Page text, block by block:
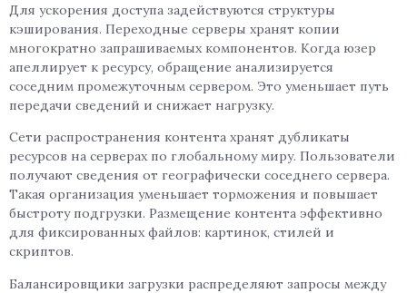
Для ускорения доступа задействуются структуры
кэширования. Переходные серверы хранят копии
многократно запрашиваемых компонентов. Когда юзер
апеллирует к ресурсу, обращение анализируется
соседним промежуточным сервером. Это уменьшает путь
передачи сведений и снижает нагрузку.
Сети распространения контента хранят дубликаты
ресурсов на серверах по глобальному миру. Пользователи
получают сведения от географически соседнего сервера.
Такая организация уменьшает торможения и повышает
быстроту подгрузки. Размещение контента эффективно
для фиксированных файлов: картинок, стилей и
скриптов.
Балансировщики загрузки распределяют запросы между